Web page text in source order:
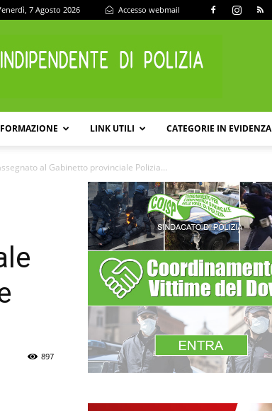
7 Agosto 2026 Accesso webmail
LINK UTILI CATEGORIE IN EVIDENZA
al Gabinetto provinciale Polizia...
897